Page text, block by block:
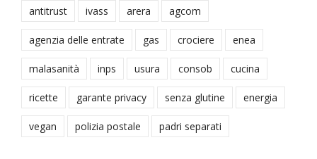
antitrust ivass arera agcom
agenzia delle entrate gas crociere enea
malasanità inps usura consob cucina
ricette garante privacy senza glutine energia
vegan polizia postale padri separati